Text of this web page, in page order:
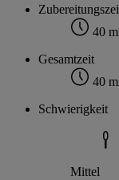
40
Gesamtzeit
40
Schwierigkeit
Mittel